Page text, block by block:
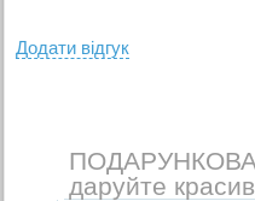
Додати вiдгук
даруйте